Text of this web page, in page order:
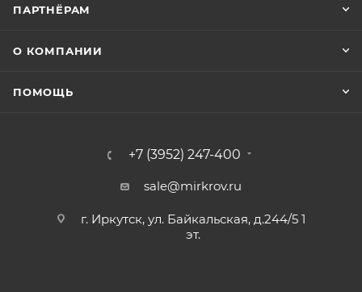
ПАРТНЁРАМ
О КОМПАНИИ
ПОМОЩЬ
+7 (3952) 247-400
sale@mirkrov.ru
г. Иркутск, ул. Байкальская, д.244/5 1
эт.